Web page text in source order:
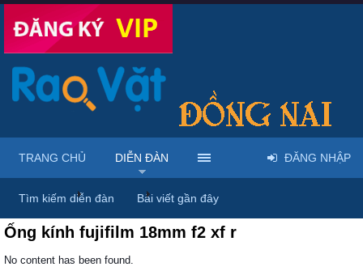
Trang chủ Diễn đàn Tags
Ống kính fujifilm 18mm f2 xf r
No content has been found.
TRANG CHỦ DIỄN ĐÀN
Tìm kiếm diễn đàn Bài viết gần đây
ĐĂNG NHẬP